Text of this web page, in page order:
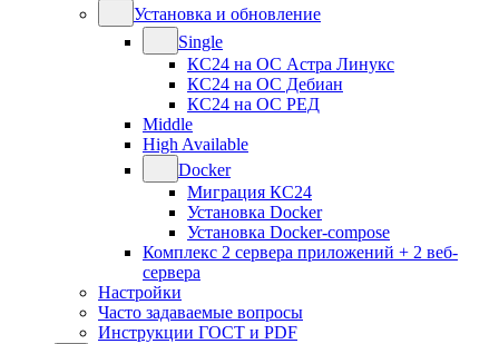
Установка и обновление
Single
КС24 на ОС Астра Линукс
КС24 на ОС Дебиан
КС24 на ОС РЕД
Middle
High Available
Docker
Миграция КС24
Установка Docker
Установка Docker-compose
Комплекс 2 сервера приложений + 2 веб-
сервера
Настройки
Часто задаваемые вопросы
Инструкции ГОСТ и PDF